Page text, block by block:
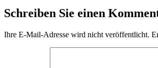
Schreiben Sie einen
Ihre E-Mail-Adresse wird nicht veröffentlicht.